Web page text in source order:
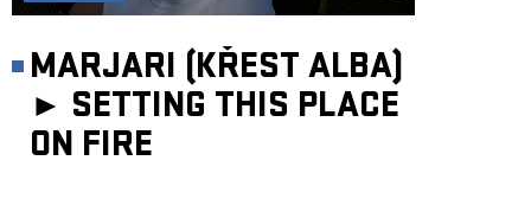
MARJARI (KŘEST ALBA)
► SETTING THIS PLACE
ON FIRE